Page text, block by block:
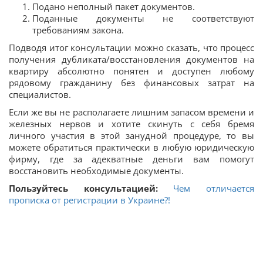
Подано неполный пакет документов.
Поданные документы не соответствуют
требованиям закона.
Подводя итог консультации можно сказать, что процесс
получения дубликата/восстановления документов на
квартиру абсолютно понятен и доступен любому
рядовому гражданину без финансовых затрат на
специалистов.
Если же вы не располагаете лишним запасом времени и
железных нервов и хотите скинуть с себя бремя
личного участия в этой занудной процедуре, то вы
можете обратиться практически в любую юридическую
фирму, где за адекватные деньги вам помогут
восстановить необходимые документы.
Пользуйтесь консультацией: Чем отличается
прописка от регистрации в Украине?!